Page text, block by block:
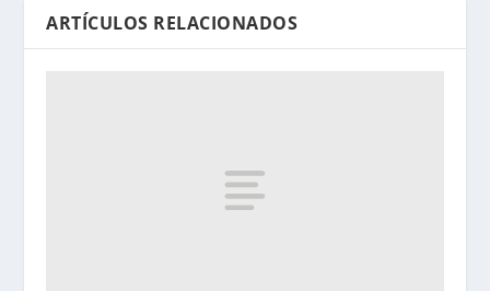
ARTÍCULOS RELACIONADOS